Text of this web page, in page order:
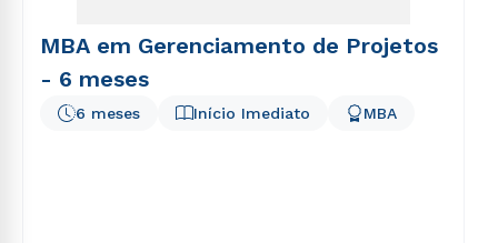
MBA em Gerenciamento de Projetos
- 6 meses
Início Imediato
6 meses MBA